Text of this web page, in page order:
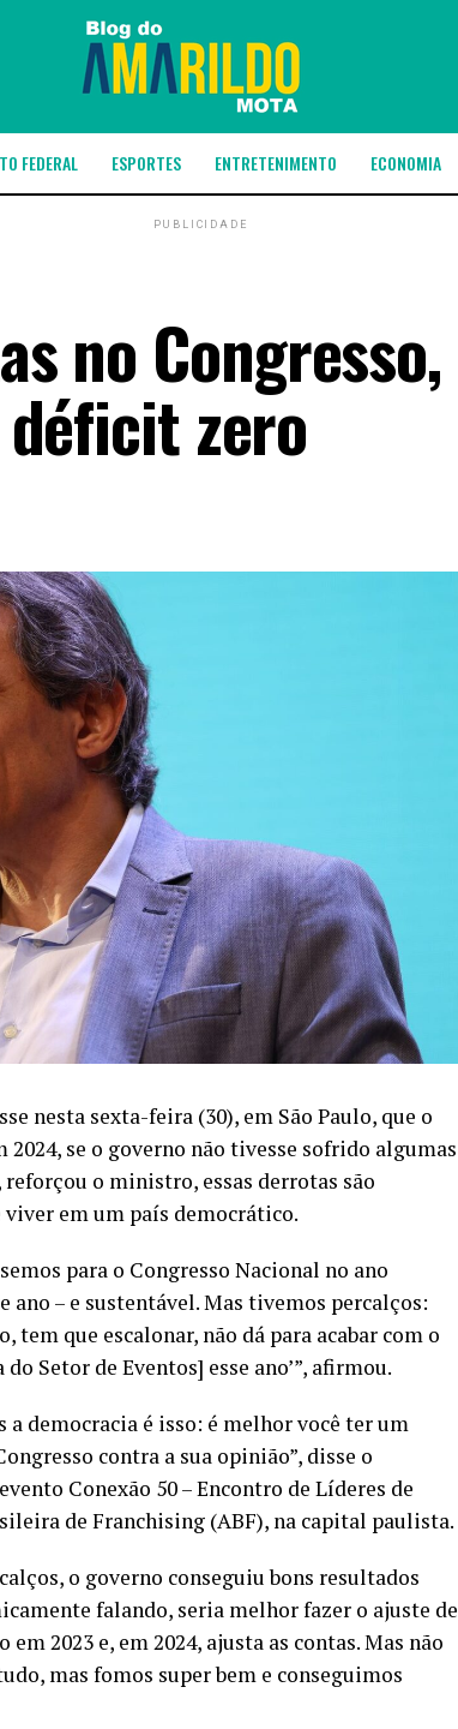
FEDERAL ESPORTES ENTRETENIMENTO ECONOMIA
PUBLICIDADE
no Congresso,
zero
nesta sexta-feira (30), em São Paulo, que o
se o governo não tivesse sofrido algumas
o ministro, essas derrotas são
em um país democrático.
para o Congresso Nacional no ano
ano – e sustentável. Mas tivemos percalços:
tem que escalonar, não dá para acabar com o
Setor de Eventos] esse ano’”, afirmou.
a democracia é isso: é melhor você ter um
contra a sua opinião”, disse o
Conexão 50 – Encontro de Líderes de
de Franchising (ABF), na capital paulista.
o governo conseguiu bons resultados
falando, seria melhor fazer o ajuste de
2023 e, em 2024, ajusta as contas. Mas não
mas fomos super bem e conseguimos